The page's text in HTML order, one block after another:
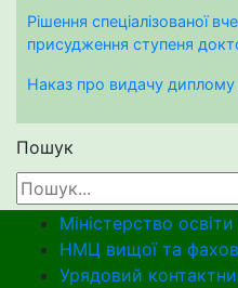
Рішення спеціалізованої
присудження ступеня
Наказ про видачу диплому
Пошук
Міністерство
НМЦ вищої та
Урядовий